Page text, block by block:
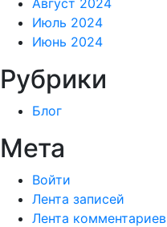
Август 2024
Июль 2024
Июнь 2024
Рубрики
Блог
Мета
Войти
Лента записей
Лента комментариев